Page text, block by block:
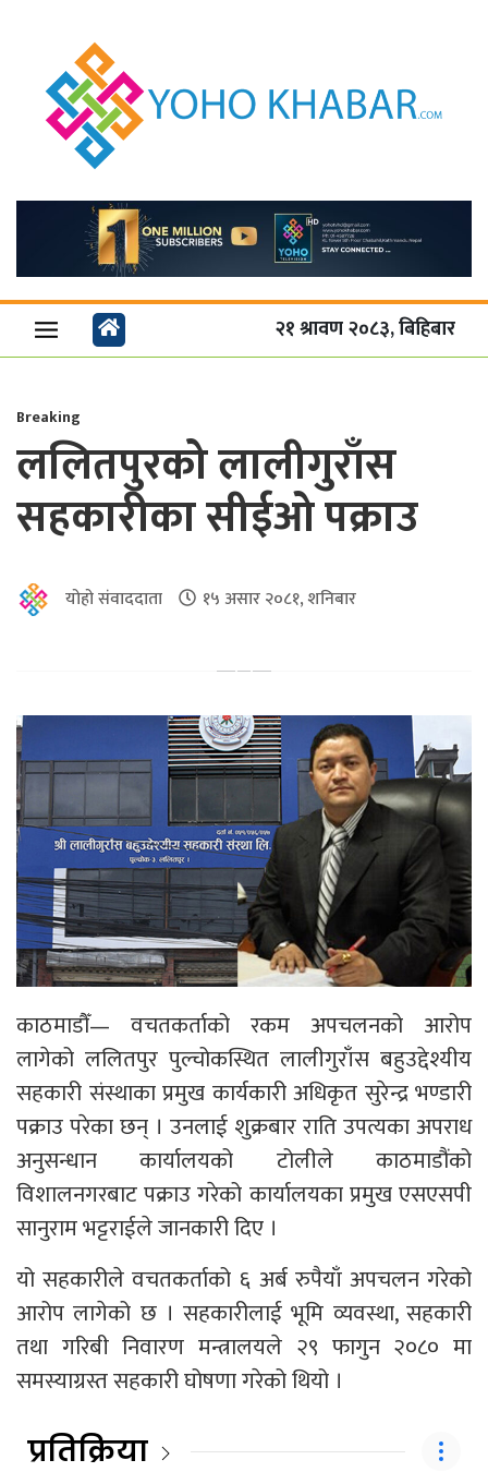
२१ श्रावण २०८३, बिहिबार
Breaking
ललितपुरको लालीगुराँ‍‍स
सहकारीका सीईओ पक्राउ
योहो संवाददाता १५ असार २०८१, शनिबार
काठमाडौँ— वचतकर्ताको रकम अपचलनको आरोप
लागेको ललितपुर पुल्चोकस्थित लालीगुराँस बहुउद्देश्यीय
सहकारी संस्थाका प्रमुख कार्यकारी अधिकृत सुरेन्द्र भण्डारी
पक्राउ परेका छन् । उनलाई शुक्रबार राति उपत्यका अपराध
अनुसन्धान कार्यालयको टोलीले काठमाडौंको
विशालनगरबाट पक्राउ गरेको कार्यालयका प्रमुख एसएसपी
सानुराम भट्टराईले जानकारी दिए ।
यो सहकारीले वचतकर्ताको ६ अर्ब रुपैयाँ अपचलन गरेको
आरोप लागेको छ । सहकारीलाई भूमि व्यवस्था, सहकारी
तथा गरिबी निवारण मन्त्रालयले २९ फागुन २०८० मा
समस्याग्रस्त सहकारी घोषणा गरेको थियो ।
प्रतिक्रिया